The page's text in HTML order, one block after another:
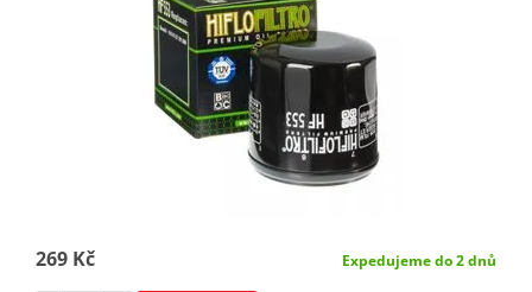
269 Kč Expedujeme do 2 dnů